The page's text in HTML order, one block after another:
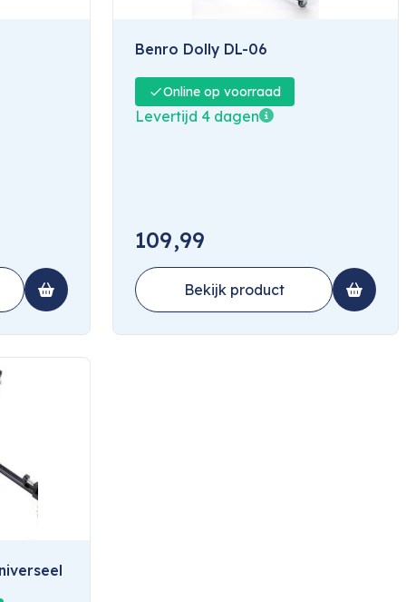
Benro Dolly DL-06
Online op voorraad
Levertijd 4 dagen
109,99
Bekijk product